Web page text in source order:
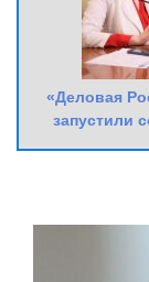
«Деловая
запустили